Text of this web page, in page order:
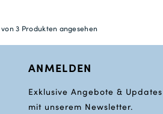
3 Produkten angesehen
ANMELDEN
Exklusive Angebote & Updates
mit unserem Newsletter.